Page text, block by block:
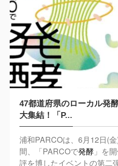
47都道府県のローカル発
大集結！「P...
浦和PARCOは、6月12日(
間、「PARCOで発酵 」を
評を博したイベントの第二